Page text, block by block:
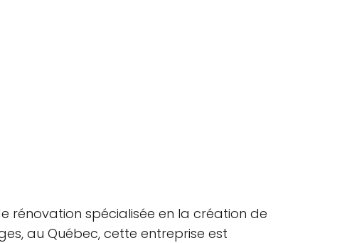
rénovation spécialisée en la création de
au Québec, cette entreprise est